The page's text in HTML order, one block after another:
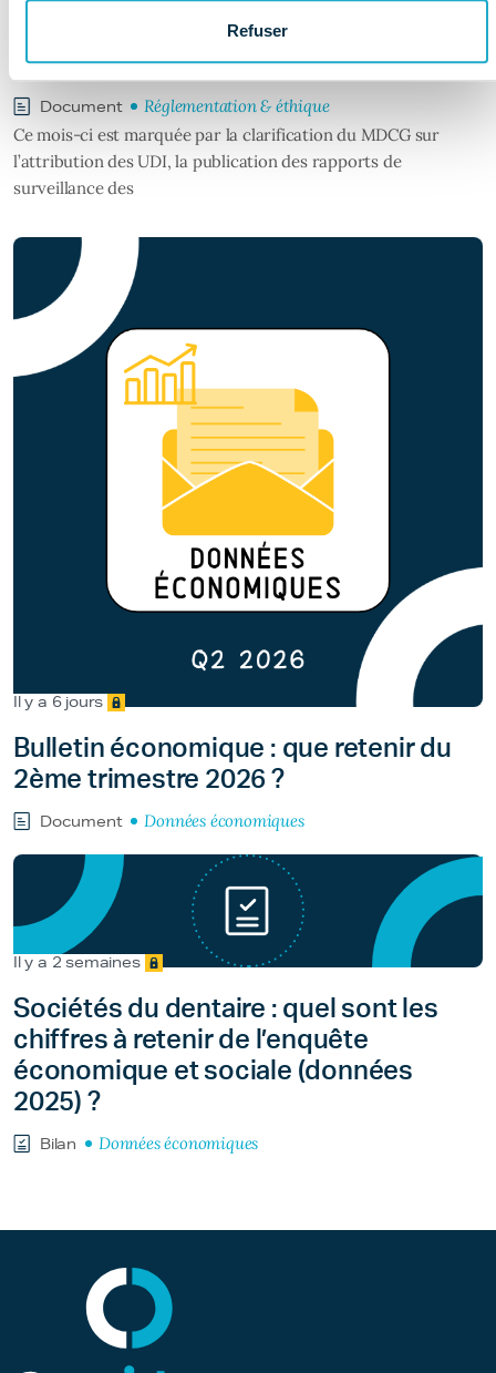
Refuser
Juillet : les informations à
retenir
Document
Réglementation & éthique
Ce mois-ci est marquée par la clarification du MDCG sur
l’attribution des UDI, la publication des rapports de
surveillance des
Il y a 6 jours
Bulletin économique : que retenir du
2ème trimestre 2026 ?
Document Données économiques
Il y a 2 semaines
Sociétés du dentaire : quel sont les
chiffres à retenir de l’enquête
économique et sociale (données
2025) ?
Bilan Données économiques